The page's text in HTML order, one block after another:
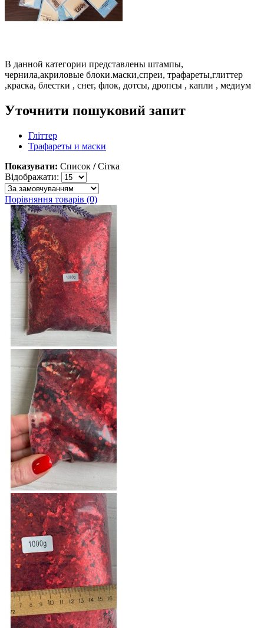
В данной категории представлены штампы,
чернила,акриловые блоки.маски,спреи, трафареты,глиттер
,краска, блестки , снег, флок, дотсы, дропсы , капли , медиум
Уточнити пошуковий запит
Гліттер
Трафареты и маски
Показувати: Список / Сітка
Відображати:
Порівняння товарів (0)